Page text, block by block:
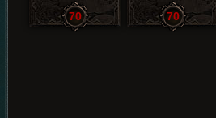
70 70